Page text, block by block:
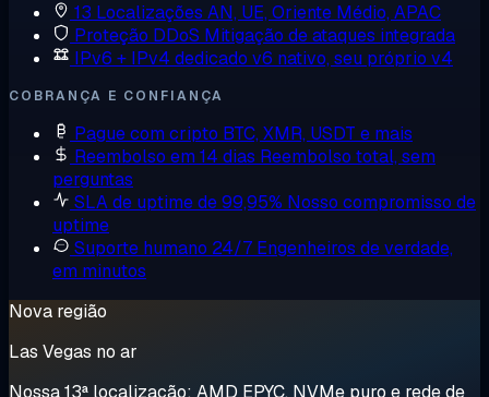
13 Localizações AN, UE, Oriente Médio, APAC
Proteção DDoS Mitigação de ataques integrada
IPv6 + IPv4 dedicado v6 nativo, seu próprio v4
COBRANÇA E CONFIANÇA
Pague com cripto BTC, XMR, USDT e mais
Reembolso em 14 dias Reembolso total, sem
perguntas
SLA de uptime de 99,95% Nosso compromisso de
uptime
Suporte humano 24/7 Engenheiros de verdade,
em minutos
Nova região
Las Vegas no ar
Nossa 13ª localização: AMD EPYC, NVMe puro e rede de